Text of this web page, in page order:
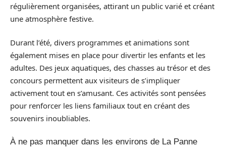
régulièrement organisées, attirant un public varié et créant
une atmosphère festive.
Durant l’été, divers programmes et animations sont
également mises en place pour divertir les enfants et les
adultes. Des jeux aquatiques, des chasses au trésor et des
concours permettent aux visiteurs de s’impliquer
activement tout en s’amusant. Ces activités sont pensées
pour renforcer les liens familiaux tout en créant des
souvenirs inoubliables.
À ne pas manquer dans les environs de La Panne